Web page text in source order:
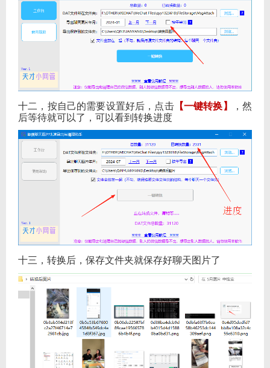
十二，按自己的需要设置好后，点击【一键转换】
，然
后等待就可以了，可以看到转换进度
十三，转换后，保存文件夹就保存好聊天图片了